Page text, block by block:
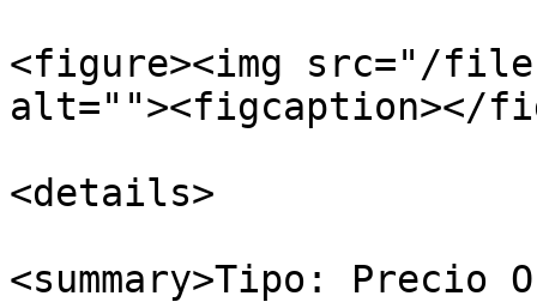
<figure><img src="/
alt=""><figcaption></
<details>
<summary>Tipo: Precio